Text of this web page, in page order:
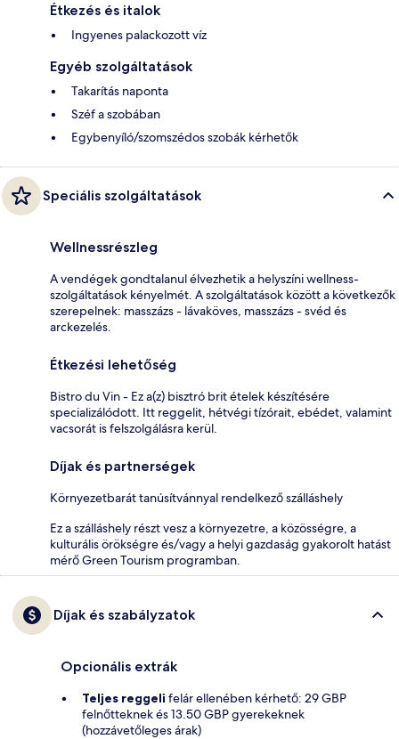
Étkezés és italok
Ingyenes palackozott víz
Egyéb szolgáltatások
Takarítás naponta
Széf a szobában
Egybenyíló/szomszédos szobák kérhetők
Speciális szolgáltatások
Wellnessrészleg
A vendégek gondtalanul élvezhetik a helyszíni wellness-
szolgáltatások kényelmét. A szolgáltatások között a következők
szerepelnek: masszázs - lávaköves, masszázs - svéd és
arckezelés.
Étkezési lehetőség
Bistro du Vin - Ez a(z) bisztró brit ételek készítésére
specializálódott. Itt reggelit, hétvégi tízórait, ebédet, valamint
vacsorát is felszolgálásra kerül.
Díjak és partnerségek
Környezetbarát tanúsítvánnyal rendelkező szálláshely
Ez a szálláshely részt vesz a környezetre, a közösségre, a
kulturális örökségre és/vagy a helyi gazdaság gyakorolt hatást
mérő Green Tourism programban.
Díjak és szabályzatok
Opcionális extrák
Teljes reggeli felár ellenében kérhető: 29 GBP
felnőtteknek és 13.50 GBP gyerekeknek
(hozzávetőleges árak)